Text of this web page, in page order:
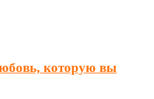
которую вы